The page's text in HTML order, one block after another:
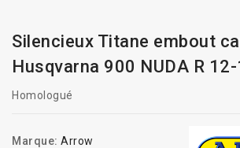
Silencieux Titane embout
Husqvarna 900 NUDA R
Homologué
Marque: Arrow